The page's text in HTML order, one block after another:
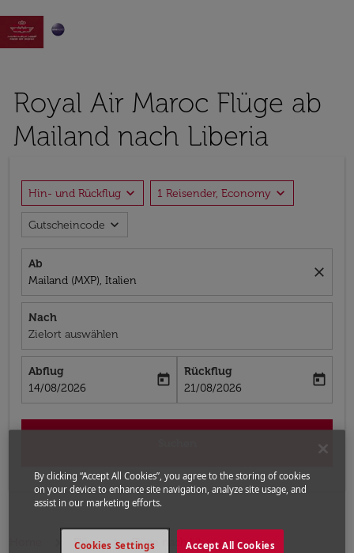

Royal Air Maroc Flüge ab
Mailand nach Liberia
Hin- und Rückflug expand_more 1 Reisender, Economy expand_more
Gutscheincode expand_more
Ab
Mailand (MXP), Italien
close
Nach
Zielort auswählen
Abflug
fc-booking-departure-date-aria-label
14/08/2026
today
Rückflug
fc-booking-return-date-aria-label
21/08/2026
today
Flüge
Flüge nach Liberia
By clicking “Accept All Cookies”, you agree to the storing of cookies
on your device to enhance site navigation, analyze site usage, and
assist in our marketing efforts.
Accept All Cookies
Cookies Settings